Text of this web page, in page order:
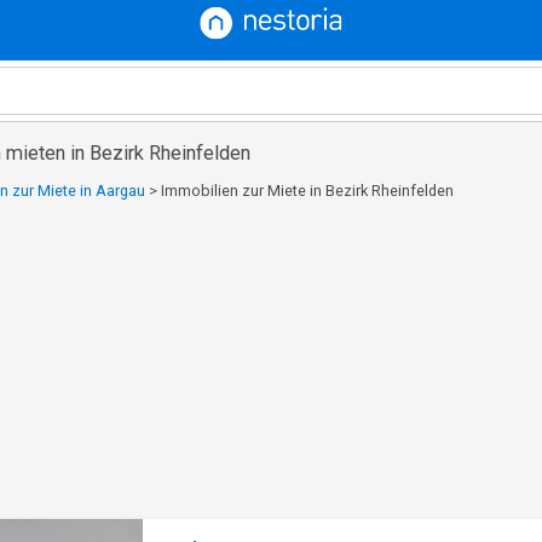
mieten in Bezirk Rheinfelden
zur Miete in Aargau > Immobilien zur Miete in Bezirk Rheinfelden